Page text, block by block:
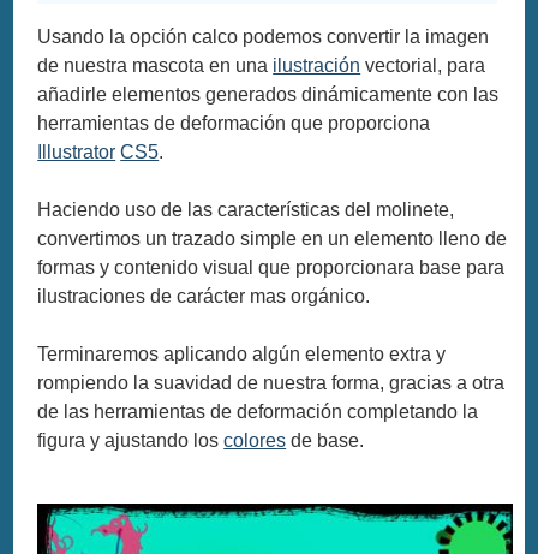
Usando la opción calco podemos convertir la imagen
de nuestra mascota en una ilustración vectorial, para
añadirle elementos generados dinámicamente con las
herramientas de deformación que proporciona
Illustrator CS5.
Haciendo uso de las características del molinete,
convertimos un trazado simple en un elemento lleno de
formas y contenido visual que proporcionara base para
ilustraciones de carácter mas orgánico.
Terminaremos aplicando algún elemento extra y
rompiendo la suavidad de nuestra forma, gracias a otra
de las herramientas de deformación completando la
figura y ajustando loscolores de base.